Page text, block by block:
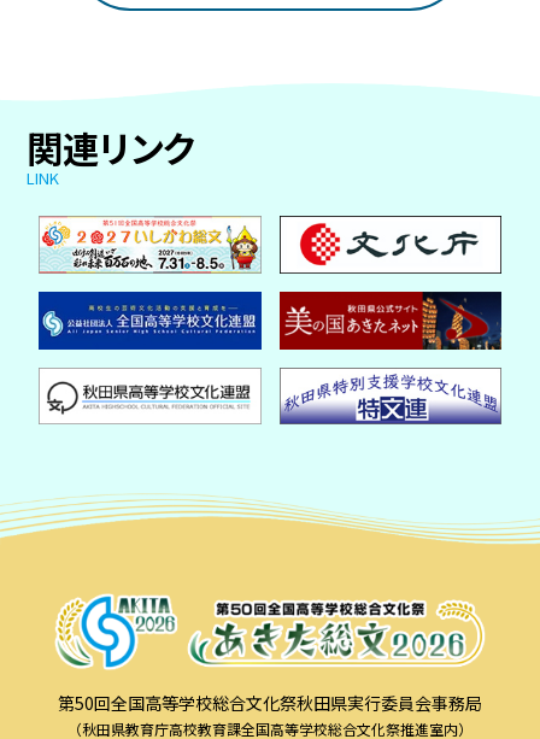
関連リンク
LINK
第50回全国高等学校総合文化祭秋田県実行委員会事務局
（秋田県教育庁高校教育課全国高等学校総合文化祭推進室内）